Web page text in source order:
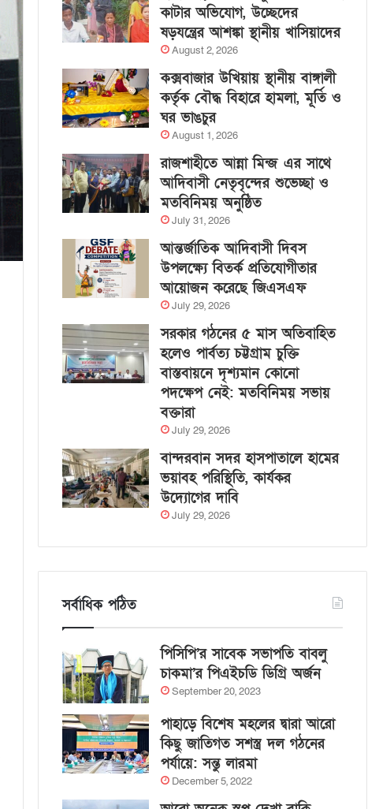
কাটার অভিযোগ, উচ্ছেদের
ষড়যন্ত্রের আশঙ্কা স্থানীয় খাসিয়াদের
August 2, 2026
কক্সবাজার উখিয়ায় স্থানীয় বাঙ্গালী
কর্তৃক বৌদ্ধ বিহারে হামলা, মূর্তি ও
ঘর ভাঙচুর
August 1, 2026
রাজশাহীতে আন্না মিন্জ এর সাথে
আদিবাসী নেতৃবৃন্দের শুভেচ্ছা ও
মতবিনিময় অনুষ্ঠিত
July 31, 2026
আন্তর্জাতিক আদিবাসী দিবস
উপলক্ষ্যে বিতর্ক প্রতিযোগীতার
আয়োজন করেছে জিএসএফ
July 29, 2026
সরকার গঠনের ৫ মাস অতিবাহিত
হলেও পার্বত্য চট্টগ্রাম চুক্তি
বাস্তবায়নে দৃশ্যমান কোনো
পদক্ষেপ নেই: মতবিনিময় সভায়
বক্তারা
July 29, 2026
বান্দরবান সদর হাসপাতালে হামের
ভয়াবহ পরিস্থিতি, কার্যকর
উদ্যোগের দাবি
July 29, 2026
সর্বাধিক পঠিত
পিসিপি’র সাবেক সভাপতি বাবলু
চাকমা’র পিএইচডি ডিগ্রি অর্জন
September 20, 2023
পাহাড়ে বিশেষ মহলের দ্বারা আরো
কিছু জাতিগত সশস্ত্র দল গঠনের
পর্যায়ে: সন্তু লারমা
December 5, 2022